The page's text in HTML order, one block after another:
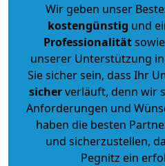
Wir geben unser
kostengünstig und
Professionalität
unserer Unterstützung
Sie sicher sein, dass Ihr
sicherverläuft, denn wir
Anforderungen und
haben die besten
und sicherzustellen,
Pegnitz ein